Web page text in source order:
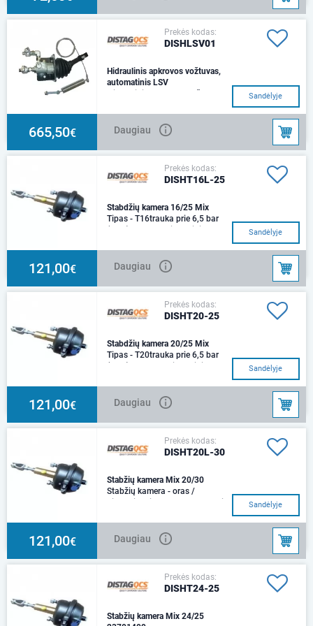
Prekės kodas:
DISHLSV01
Hidraulinis apkrovos vožtuvas,
automatinis LSV
Hidraulinis apkrovos vožtuvas,
hidrauliniais stabdžiais.
Vožtuvas montuojamas
Sandėlyje
665,50€ Daugiau
Prekės kodas:
DISHT16L-25
Stabdžių kamera 16/25 Mix
Tipas - T16trauka prie 6,5 bar
(oras) - 6,709NHidraulinio
prie 100 ba
Sandėlyje
121,00€ Daugiau
Prekės kodas:
DISHT20-25
Stabdžių kamera 20/25 Mix
Tipas - T20trauka prie 6,5 bar
(oras) - 8,387 NHidraulinio
prie 100 b
Sandėlyje
121,00€ Daugiau
Prekės kodas:
DISHT20L-30
Stabžių kamera Mix 20/30
Stabžių kamera - oras /
hidraulikaTipas - T20trauka prie
NHidraulinio cilindr
Sandėlyje
121,00€ Daugiau
Prekės kodas:
DISHT24-25
Stabžių kamera Mix 24/25